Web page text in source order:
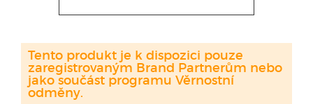
Tento produkt je k dispozici pouze
zaregistrovaným Brand Partnerům nebo
jako součást programu Věrnostní
odměny.